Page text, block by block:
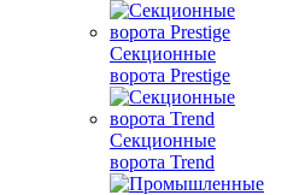
Секционные
ворота Prestige
Секционные
ворота Trend